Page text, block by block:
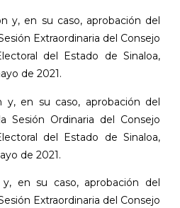
y, en su caso, aprobación del
Extraordinaria del Consejo
del Estado de Sinaloa,
de 2021.
y, en su caso, aprobación del
Ordinaria del Consejo
del Estado de Sinaloa,
de 2021.
y, en su caso, aprobación del
Extraordinaria del Consejo